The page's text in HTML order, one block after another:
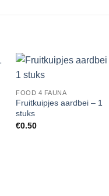
FOOD 4 FAUNA
Fruitkuipjes aardbei – 1
stuks
€0.50